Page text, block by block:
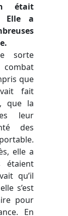
était
Elle a
sorte
combat
que
fait
que la
leur
des
elle a
étaient
qu’il
s’est
pour
En